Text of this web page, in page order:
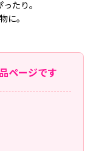
たり。
に。
ページです